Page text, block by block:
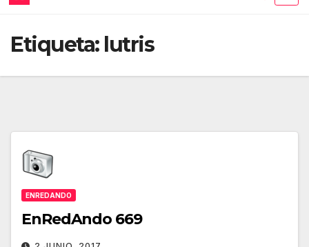
Etiqueta: lutris
ENREDANDO
EnRedAndo 669